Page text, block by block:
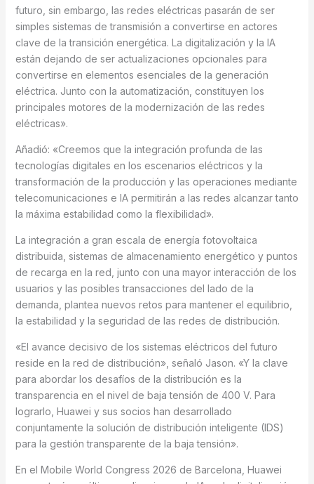
futuro, sin embargo, las redes eléctricas pasarán de ser
simples sistemas de transmisión a convertirse en actores
clave de la transición energética. La digitalización y la IA
están dejando de ser actualizaciones opcionales para
convertirse en elementos esenciales de la generación
eléctrica. Junto con la automatización, constituyen los
principales motores de la modernización de las redes
eléctricas».
Añadió: «Creemos que la integración profunda de las
tecnologías digitales en los escenarios eléctricos y la
transformación de la producción y las operaciones mediante
telecomunicaciones e IA permitirán a las redes alcanzar tanto
la máxima estabilidad como la flexibilidad».
La integración a gran escala de energía fotovoltaica
distribuida, sistemas de almacenamiento energético y puntos
de recarga en la red, junto con una mayor interacción de los
usuarios y las posibles transacciones del lado de la
demanda, plantea nuevos retos para mantener el equilibrio,
la estabilidad y la seguridad de las redes de distribución.
«El avance decisivo de los sistemas eléctricos del futuro
reside en la red de distribución», señaló Jason. «Y la clave
para abordar los desafíos de la distribución es la
transparencia en el nivel de baja tensión de 400 V. Para
lograrlo, Huawei y sus socios han desarrollado
conjuntamente la solución de distribución inteligente (IDS)
para la gestión transparente de la baja tensión».
En el Mobile World Congress 2026 de Barcelona, Huawei